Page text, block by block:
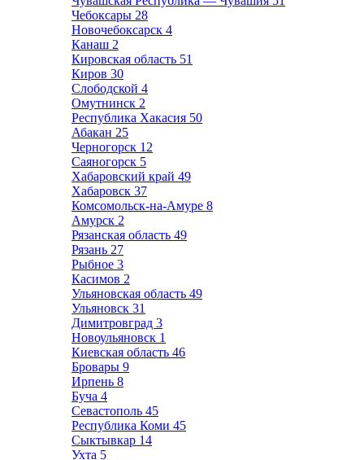
Чебоксары 28
Новочебоксарск 4
Канаш 2
Кировская область 51
Киров 30
Слободской 4
Омутнинск 2
Республика Хакасия 50
Абакан 25
Черногорск 12
Саяногорск 5
Хабаровский край 49
Хабаровск 37
Комсомольск-на-Амуре 8
Амурск 2
Рязанская область 49
Рязань 27
Рыбное 3
Касимов 2
Ульяновская область 49
Ульяновск 31
Димитровград 3
Новоульяновск 1
Киевская область 46
Бровары 9
Ирпень 8
Буча 4
Севастополь 45
Республика Коми 45
Сыктывкар 14
Ухта 5